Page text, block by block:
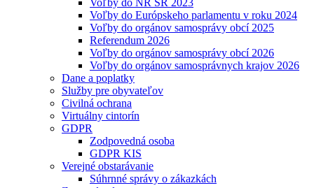
Voľby do NR SR 2023
Voľby do Európskeho parlamentu v roku 2024
Voľby do orgánov samosprávy obcí 2025
Referendum 2026
Voľby do orgánov samosprávy obcí 2026
Voľby do orgánov samosprávnych krajov 2026
Dane a poplatky
Služby pre obyvateľov
Civilná ochrana
Virtuálny cintorín
GDPR
Zodpovedná osoba
GDPR KIS
Verejné obstarávanie
Súhrnné správy o zákazkách